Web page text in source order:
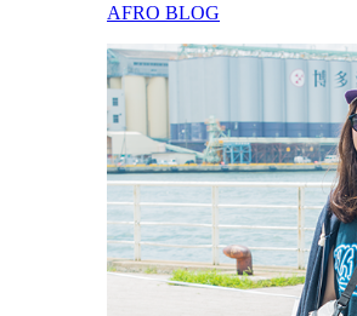
AFRO BLOG